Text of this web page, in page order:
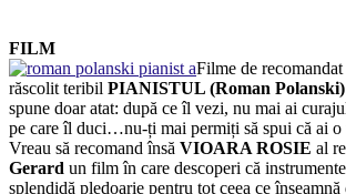
FILM
Filme de
răscolit teribil PIANISTUL (Roman Polanski)
spune doar atat: după ce îl vezi, nu mai ai
pe care îl duci…nu-ți mai permiți să spui că ai o
Vreau să recomand însă VIOARA ROSIE al
Gerard un film în care descoperi că
splendidă pledoarie pentru tot ceea ce înseamnă